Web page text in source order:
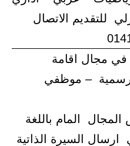
للتقديم الاتصال
مجال اقامة
الرسمية – موظفي
المام باللغة
ارسال السيرة الذاتية